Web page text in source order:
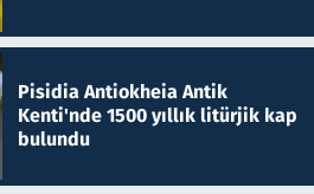
Pisidia Antiokheia Antik
Kenti'nde 1500 yıllık litürjik kap
bulundu